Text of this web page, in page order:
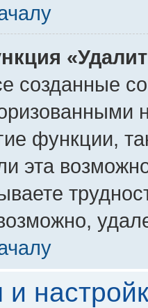
созданные
функции,
эта